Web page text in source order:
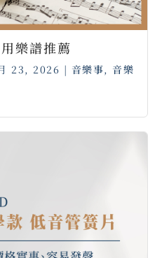
樂譜推薦 ⠀
23, 2026 | 音樂事, 音樂